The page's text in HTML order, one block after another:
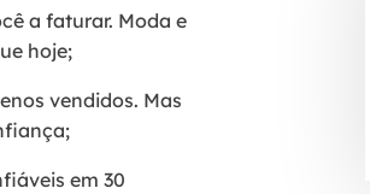
a faturar. Moda e
hoje;
vendidos. Mas
em 30